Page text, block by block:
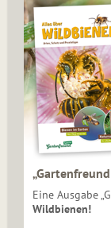
Eine Ausgabe
Wildbienen!